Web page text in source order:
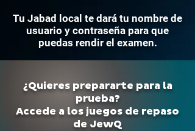
Tu Jabad local te dará tu nombre de
usuario y contraseña para que
puedas rendir el examen.
¿Quieres prepararte para la
prueba?
Accede a los juegos de repaso
de JewQ